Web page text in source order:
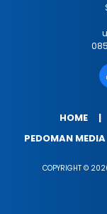
HOME
PEDOMAN MEDIA
COPYRIGHT ©